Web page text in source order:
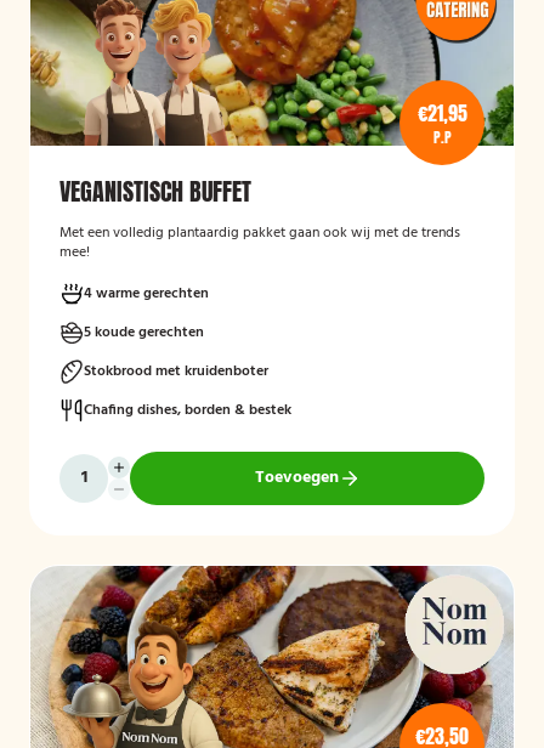
€21,95
P.P
VEGANISTISCH BUFFET
Met een volledig plantaardig pakket gaan ook wij met de trends
mee!
4 warme gerechten
5 koude gerechten
Stokbrood met kruidenboter
Chafing dishes, borden & bestek
Toevoegen
€23,50